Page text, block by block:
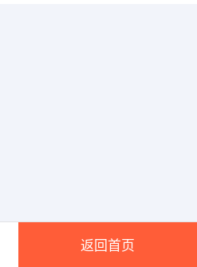
返回首页